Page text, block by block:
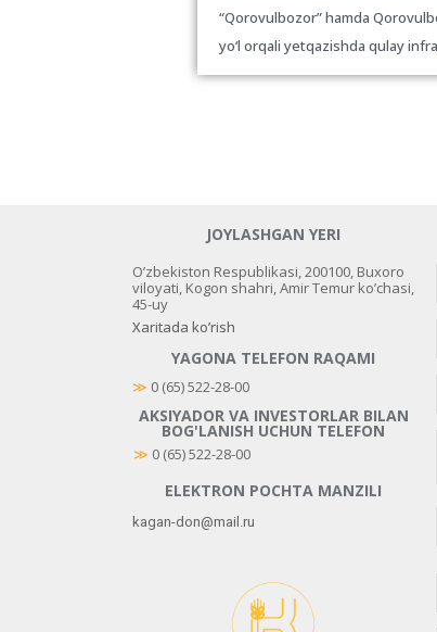
“Qorovulbozor” hamda
yo‘l orqali yetqazishda qulay
JOYLASHGAN YERI
O’zbekiston Respublikasi, 200100, Buxoro
viloyati, Kogon shahri, Amir Temur ko’chasi,
45-uy
Xaritada ko’rish
YAGONA TELEFON RAQAMI
≫ 0 (65) 522-28-00
AKSIYADOR VA INVESTORLAR BILAN
BOG'LANISH UCHUN TELEFON
≫ 0 (65) 522-28-00
ELEKTRON POCHTA MANZILI
kagan-don@mail.ru